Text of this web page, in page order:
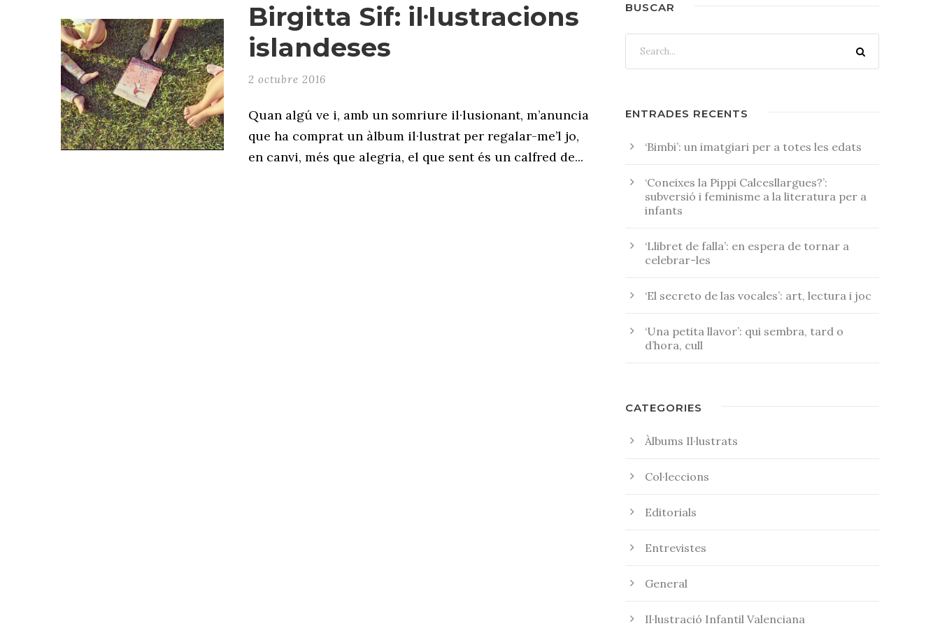
Birgitta Sif: il·lustracions
islandeses
2 octubre 2016
Quan algú ve i, amb un somriure il·lusionant, m’anuncia
que ha comprat un àlbum il·lustrat per regalar-me’l jo,
en canvi, més que alegria, el que sent és un calfred de...
BUSCAR
ENTRADES RECENTS
‘Bimbi’: un imatgiari per a totes les edats
‘Coneixes la Pippi Calcesllargues?’:
subversió i feminisme a la literatura per a
infants
‘Llibret de falla’: en espera de tornar a
celebrar-les
‘El secreto de las vocales’: art, lectura i joc
‘Una petita llavor’: qui sembra, tard o
d’hora, cull
CATEGORIES
Àlbums Il·lustrats
Col·leccions
Editorials
Entrevistes
General
Il·lustració Infantil Valenciana